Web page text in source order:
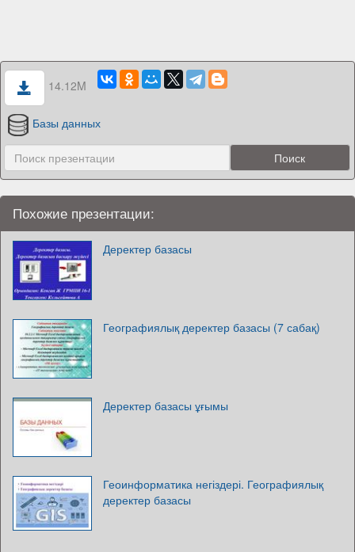
14.12M
Базы данных
Похожие презентации:
Деректер базасы
Географиялық деректер базасы (7 сабақ)
Деректер базасы ұғымы
Геоинформатика негіздері. Географиялық
деректер базасы